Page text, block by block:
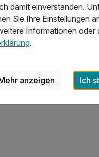
damit einverstanden.
Sie Ihre Einstellungen
Informationen oder
.
anzeigen Ich